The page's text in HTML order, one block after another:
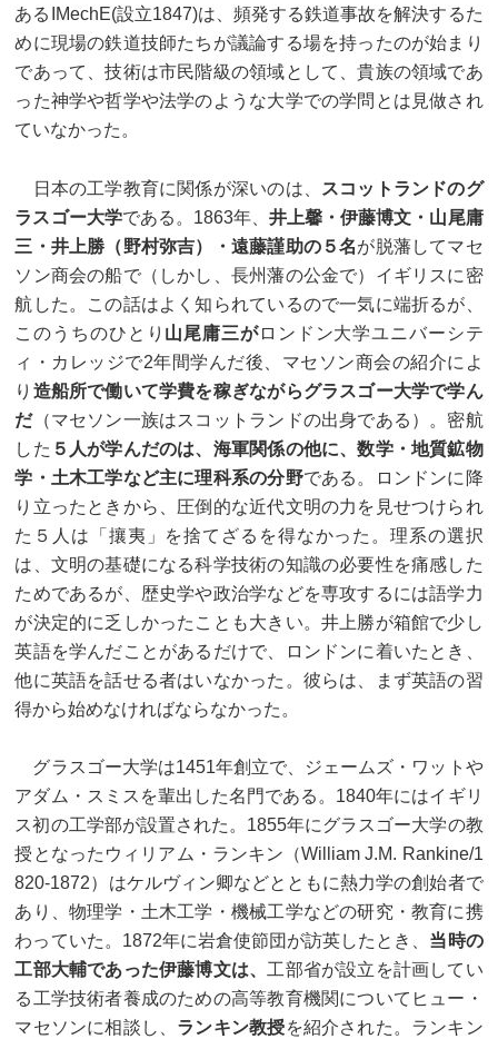
あるIMechE(設立1847)は、頻発する鉄道事故を解決するた
めに現場の鉄道技師たちが議論する場を持ったのが始まり
であって、技術は市民階級の領域として、貴族の領域であ
った神学や哲学や法学のような大学での学問とは見做され
ていなかった。
日本の工学教育に関係が深いのは、
スコットランドのグ
ラスゴー大学である。1863年、井上馨・伊藤博文・山尾庸
三・井上勝（野村弥吉）・遠藤謹助の５名が脱藩してマセ
ソン商会の船で（しかし、長州藩の公金で）イギリスに密
航した。この話はよく知られているので一気に端折るが、
このうちのひとり 山尾庸三がロンドン大学ユニバーシテ
ィ・カレッジで2年間学んだ後、マセソン商会の紹介によ
り 造船所で働いて学費を稼ぎながらグラスゴー大学で学ん
だ（マセソン一族はスコットランドの出身である）。密航
した ５人が学んだのは、海軍関係の他に、数学・地質鉱物
学・土木工学など主に理科系の分野である。ロンドンに降
り立ったときから、圧倒的な近代文明の力を見せつけられ
た５人は「攘夷」を捨てざるを得なかった。理系の選択
は、文明の基礎になる科学技術の知識の必要性を痛感した
ためであるが、歴史学や政治学などを専攻するには語学力
が決定的に乏しかったことも大きい。井上勝が箱館で少し
英語を学んだことがあるだけで、ロンドンに着いたとき、
他に英語を話せる者はいなかった。彼らは、まず英語の習
得から始めなければならなかった。
グラスゴー大学は1451年創立で、ジェームズ・ワットや
アダム・スミスを輩出した名門である。1840年にはイギリ
ス初の工学部が設置された。1855年にグラスゴー大学の教
授となったウィリアム・ランキン（William J.M. Rankine/1
820-1872）はケルヴィン卿などとともに熱力学の創始者で
あり、物理学・土木工学・機械工学などの研究・教育に携
わっていた。1872年に岩倉使節団が訪英したとき、 当時の
工部大輔であった伊藤博文は、 工部省が設立を計画してい
る工学技術者養成のための高等教育機関についてヒュー・
マセソンに相談し、 ランキン教授を紹介された。ランキン